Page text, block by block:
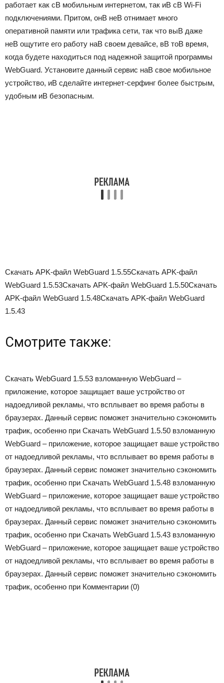
работает как сВ мобильным интернетом, так иВ сВ Wi-Fi
подключениями. Притом, онВ неВ отнимает много
оперативной памяти или трафика сети, так что выВ даже
неВ ощутите его работу наВ своем девайсе, вВ тоВ время,
когда будете находиться под надежной защитой программы
WebGuard. Установите данный сервис наВ свое мобильное
устройство, иВ сделайте интернет-серфинг более быстрым,
удобным иВ безопасным.
Скачать APK-файл WebGuard 1.5.55Скачать APK-файл
WebGuard 1.5.53Скачать APK-файл WebGuard 1.5.50Скачать
APK-файл WebGuard 1.5.48Скачать APK-файл WebGuard
1.5.43
Смотрите также:
Скачать WebGuard 1.5.53 взломанную WebGuard –
приложение, которое защищает ваше устройство от
надоедливой рекламы, что всплывает во время работы в
браузерах. Данный сервис поможет значительно сэкономить
трафик, особенно при Скачать WebGuard 1.5.50 взломанную
WebGuard – приложение, которое защищает ваше устройство
от надоедливой рекламы, что всплывает во время работы в
браузерах. Данный сервис поможет значительно сэкономить
трафик, особенно при Скачать WebGuard 1.5.48 взломанную
WebGuard – приложение, которое защищает ваше устройство
от надоедливой рекламы, что всплывает во время работы в
браузерах. Данный сервис поможет значительно сэкономить
трафик, особенно при Скачать WebGuard 1.5.43 взломанную
WebGuard – приложение, которое защищает ваше устройство
от надоедливой рекламы, что всплывает во время работы в
браузерах. Данный сервис поможет значительно сэкономить
трафик, особенно при Комментарии (0)